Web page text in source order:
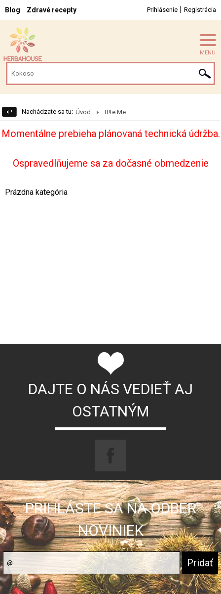
Blog Zdravé recepty Prihlásenie | Registrácia
MENU
Nachádzate sa tu: Úvod B!te Me
Momentálne prebieha plánovaná technická údržba.
Ospravedlňujeme sa za dočasné obmedzenie
Prázdna kategória
DAJTE O NÁS VEDIEŤ AJ
OSTATNÝM
PRIHLÁSTE SA NA ODBER
NOVINIEK